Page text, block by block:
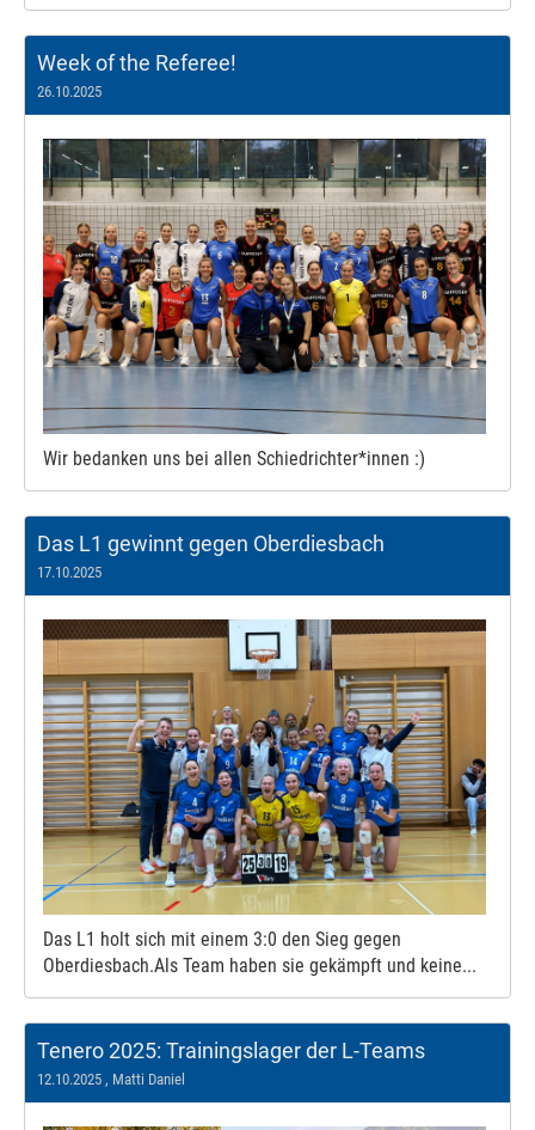
Week of the Referee!
26.10.2025
Wir bedanken uns bei allen Schiedrichter*innen :)
Das L1 gewinnt gegen Oberdiesbach
17.10.2025
Das L1 holt sich mit einem 3:0 den Sieg gegen
Oberdiesbach.Als Team haben sie gekämpft und keine...
Tenero 2025: Trainingslager der L-Teams
12.10.2025 , Matti Daniel